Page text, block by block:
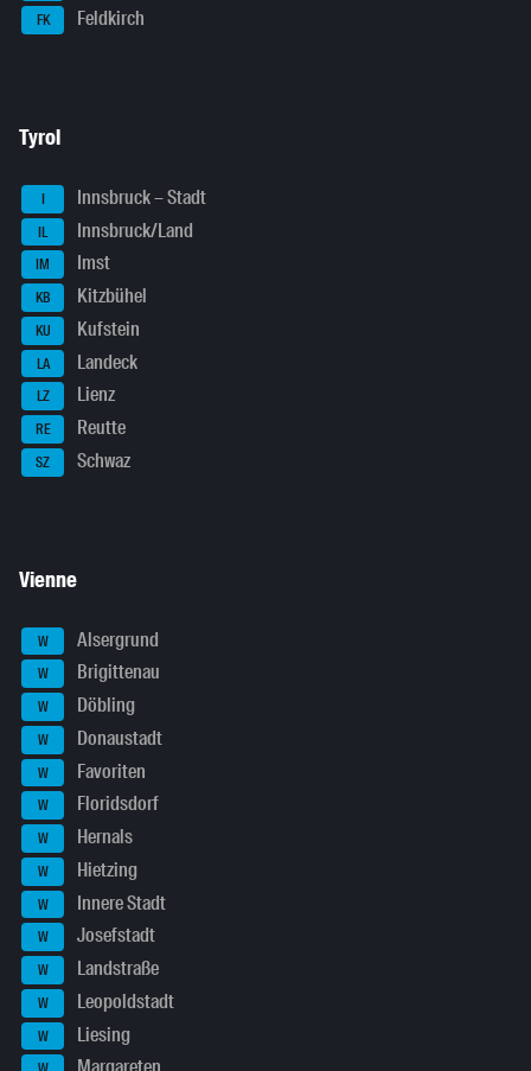
FK Feldkirch
Tyrol
I Innsbruck – Stadt
IL Innsbruck/Land
IM Imst
KB Kitzbühel
KU Kufstein
LA Landeck
LZ Lienz
RE Reutte
SZ Schwaz
Vienne
W Alsergrund
W Brigittenau
W Döbling
W Donaustadt
W Favoriten
W Floridsdorf
W Hernals
W Hietzing
W Innere Stadt
W Josefstadt
W Landstraße
W Leopoldstadt
W Liesing